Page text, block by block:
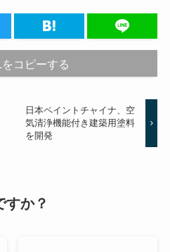
コピーする
日本ペイントチャイナ、空
気清浄機能付き建築用塗料
を開発
すか？